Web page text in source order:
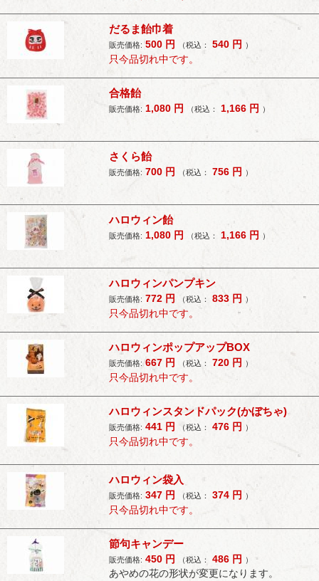
だるま飴巾着
販売価格: 500 円 （税込： 540 円 ）
只今品切れ中です。
合格飴
販売価格: 1,080 円 （税込： 1,166 円 ）
さくら飴
販売価格: 700 円 （税込： 756 円 ）
ハロウィン飴
販売価格: 1,080 円 （税込： 1,166 円 ）
ハロウィンパンプキン
販売価格: 772 円 （税込： 833 円 ）
只今品切れ中です。
ハロウィンポップアップBOX
販売価格: 667 円 （税込： 720 円 ）
只今品切れ中です。
ハロウィンスタンドパック(かぼちゃ)
販売価格: 441 円 （税込： 476 円 ）
只今品切れ中です。
ハロウィン袋入
販売価格: 347 円 （税込： 374 円 ）
只今品切れ中です。
節句キャンデー
販売価格: 450 円 （税込： 486 円 ）
あやめの花の形状が変更になります。